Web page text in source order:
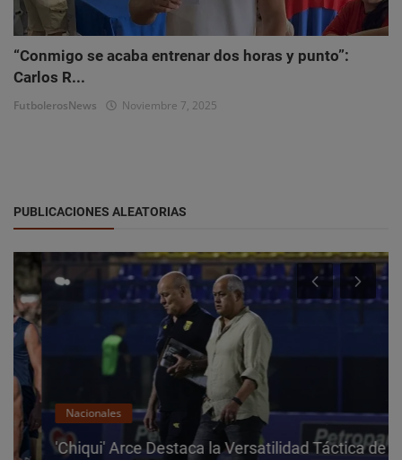
“Conmigo se acaba entrenar dos horas y punto”:
Carlos R...
FutbolerosNews Noviembre 7, 2025
PUBLICACIONES ALEATORIAS
Nacionales
'Chiqui' Arce Destaca la Versatilidad Táctica de